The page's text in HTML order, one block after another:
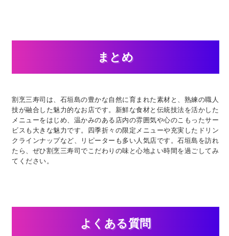
まとめ
割烹三寿司は、石垣島の豊かな自然に育まれた素材と、熟練の職人
技が融合した魅力的なお店です。新鮮な食材と伝統技法を活かした
メニューをはじめ、温かみのある店内の雰囲気や心のこもったサー
ビスも大きな魅力です。四季折々の限定メニューや充実したドリン
クラインナップなど、リピーターも多い人気店です。石垣島を訪れ
たら、ぜひ割烹三寿司でこだわりの味と心地よい時間を過ごしてみ
てください。
よくある質問